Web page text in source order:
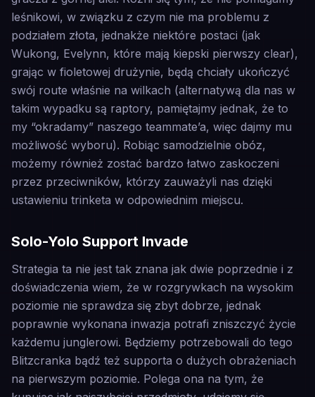
leśnikowi, w związku z czym nie ma problemu z
podziałem złota, jednakże niektóre postaci (jak
Wukong, Evelynn, które mają kiepski pierwszy clear),
grając w fioletowej drużynie, będą chciały ukończyć
swój route właśnie na wilkach (alternatywą dla nas w
takim wypadku są raptory, pamiętajmy jednak, że to
my “okradamy” naszego teammate’a, więc dajmy mu
możliwość wyboru). Robiąc samodzielnie obóz,
możemy również zostać bardzo łatwo zaskoczeni
przez przeciwników, którzy zauważyli nas dzięki
ustawieniu trinketa w odpowiednim miejscu.
Solo-Yolo Support Invade
Strategia ta nie jest tak znana jak dwie poprzednie i z
doświadczenia wiem, że w rozgrywkach na wysokim
poziomie nie sprawdza się zbyt dobrze, jednak
poprawnie wykonana inwazja potrafi zniszczyć życie
każdemu junglerowi. Będziemy potrzebowali do tego
Blitzcranka bądź też supporta o dużych obrażeniach
na pierwszym poziomie. Polega ona na tym, że